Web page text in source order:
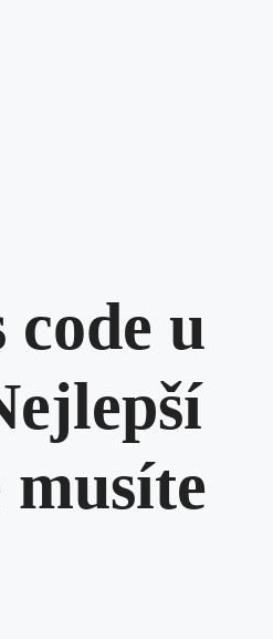
code u